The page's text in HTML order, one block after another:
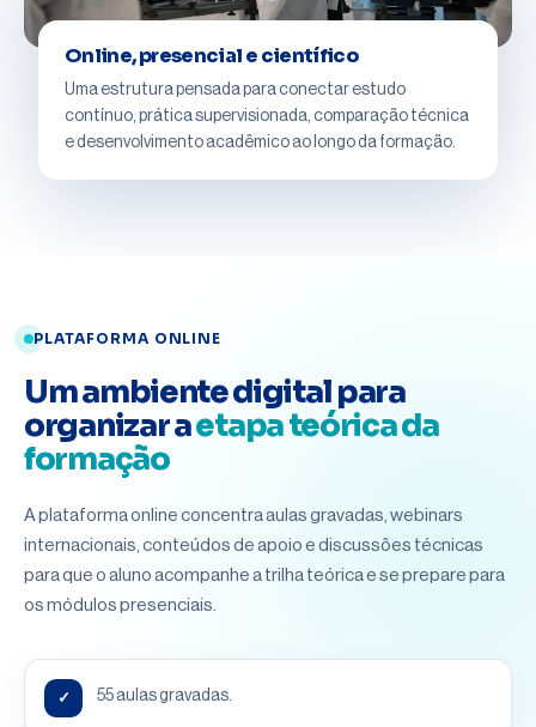
Online, presencial e científico
Uma estrutura pensada para conectar estudo
contínuo, prática supervisionada, comparação técnica
e desenvolvimento acadêmico ao longo da formação.
PLATAFORMA ONLINE
Um ambiente digital para
organizar aetapa teórica da
formação
A plataforma online concentra aulas gravadas, webinars
internacionais, conteúdos de apoio e discussões técnicas
para que o aluno acompanhe a trilha teórica e se prepare para
os módulos presenciais.
✓ 55 aulas gravadas.